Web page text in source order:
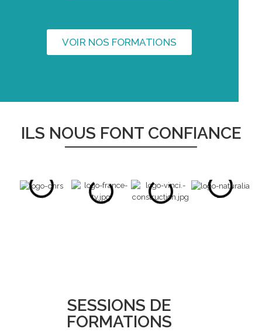
VOIR NOS FORMATIONS
ILS NOUS FONT CONFIANCE
SESSIONS DE
FORMATIONS